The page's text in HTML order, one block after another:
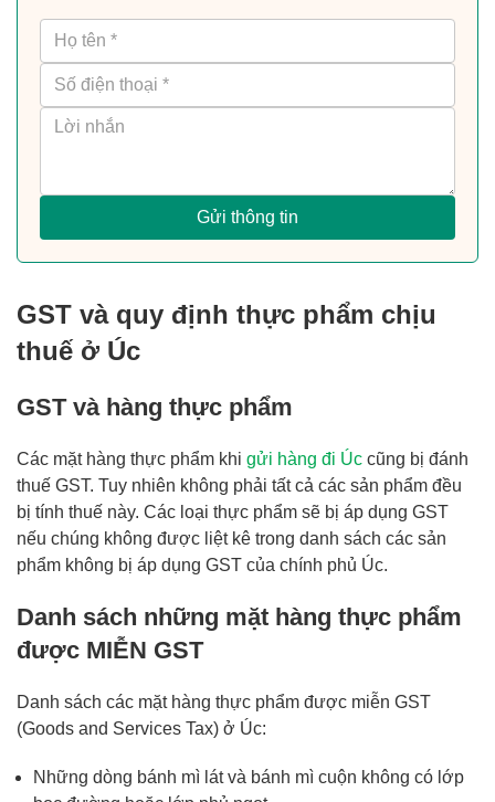
Gửi thông tin
GST và quy định thực phẩm chịu
thuế ở Úc
GST và hàng thực phẩm
Các mặt hàng thực phẩm khi gửi hàng đi Úc cũng bị đánh
thuế GST. Tuy nhiên không phải tất cả các sản phẩm đều
bị tính thuế này. Các loại thực phẩm sẽ bị áp dụng GST
nếu chúng không được liệt kê trong danh sách các sản
phẩm không bị áp dụng GST của chính phủ Úc.
Danh sách những mặt hàng thực phẩm
được MIỄN GST
Danh sách các mặt hàng thực phẩm được miễn GST
(Goods and Services Tax) ở Úc:
Những dòng bánh mì lát và bánh mì cuộn không có lớp